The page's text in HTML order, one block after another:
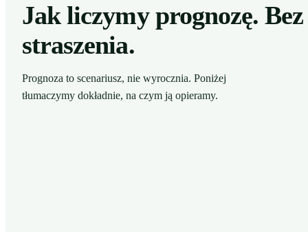
Jak liczymy prognozę. Bez
straszenia.
Prognoza to scenariusz, nie wyrocznia. Poniżej
tłumaczymy dokładnie, na czym ją opieramy.